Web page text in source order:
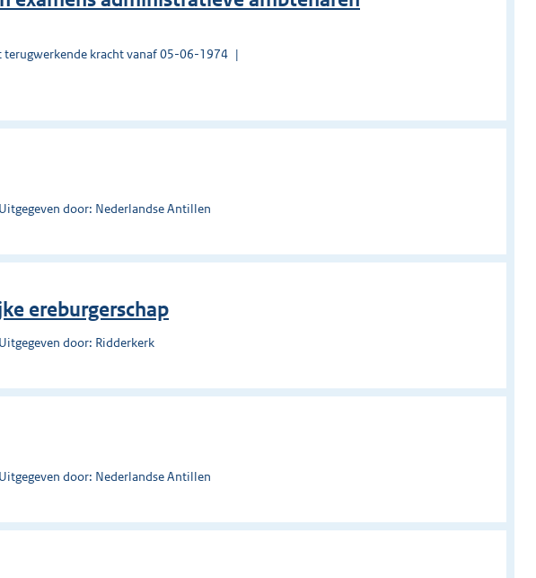
kracht vanaf 05-06-1974
Uitgegeven door: Nederlandse Antillen
ereburgerschap
Uitgegeven door: Ridderkerk
Uitgegeven door: Nederlandse Antillen